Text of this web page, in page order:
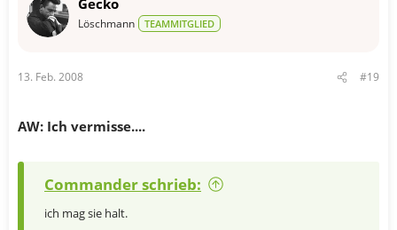
Löschmann TEAMMITGLIED
13. Feb. 2008 #19
AW: Ich vermisse....
Commander schrieb:
ich mag sie halt.